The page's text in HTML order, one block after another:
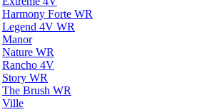
Harmony Forte WR
Legend 4V WR
Manor
Nature WR
Rancho 4V
Story WR
The Brush WR
Ville